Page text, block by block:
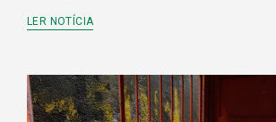
LER NOTÍCIA